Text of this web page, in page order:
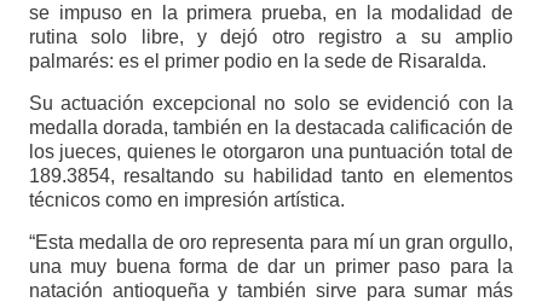
se impuso en la primera prueba, en la modalidad de
rutina solo libre, y dejó otro registro a su amplio
palmarés: es el primer podio en la sede de Risaralda.
Su actuación excepcional no solo se evidenció con la
medalla dorada, también en la destacada calificación de
los jueces, quienes le otorgaron una puntuación total de
189.3854, resaltando su habilidad tanto en elementos
técnicos como en impresión artística.
“Esta medalla de oro representa para mí un gran orgullo,
una muy buena forma de dar un primer paso para la
natación antioqueña y también sirve para sumar más